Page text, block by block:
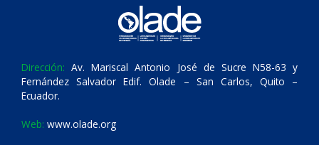
Dirección: Av. Mariscal Antonio José de Sucre N58-63 y
Fernández Salvador Edif. Olade – San Carlos, Quito –
Ecuador.
Web: www.olade.org